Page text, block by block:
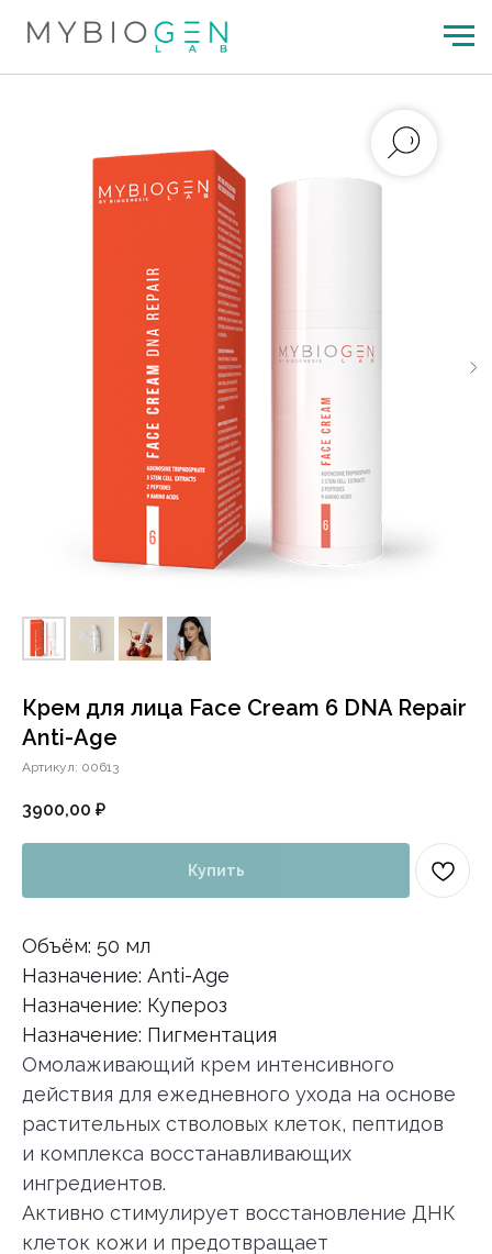
Крем для лица Face Cream 6 DNA Repair
Anti-Age
Артикул: 00613
3900,00 ₽
Купить
Омолаживающий крем интенсивного
действия для ежедневного ухода на основе
растительных стволовых клеток, пептидов
и комплекса восстанавливающих
ингредиентов.
Активно стимулирует восстановление ДНК
клеток кожи и предотвращает
Объём: 50 мл
Назначение: Anti-Age
Назначение: Купероз
Назначение: Пигментация